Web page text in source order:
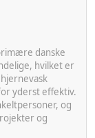
danske
hvilket er
yderst effektiv.
og
og